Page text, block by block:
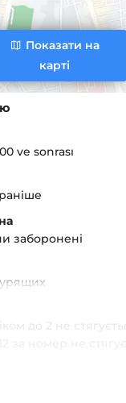
Показати на
карті
ve sonrası
заборонені